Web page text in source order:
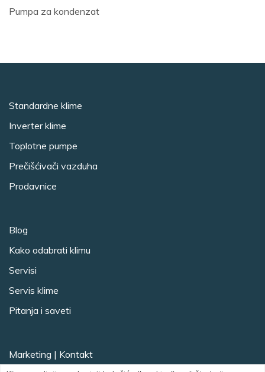
Pumpa za kondenzat
Standardne klime
Inverter klime
Toplotne pumpe
Prečišćivači vazduha
Prodavnice
Blog
Kako odabrati klimu
Servisi
Servis klime
Pitanja i saveti
Marketing | Kontakt